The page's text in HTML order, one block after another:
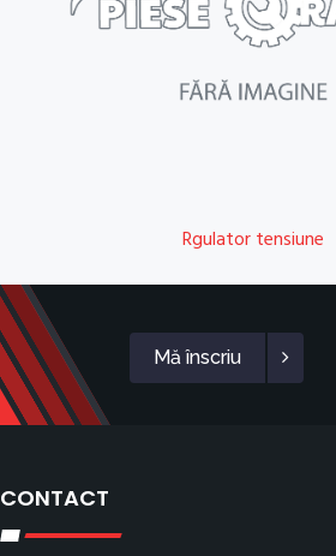
Rgulator tensiune
Mă înscriu
CONTACT